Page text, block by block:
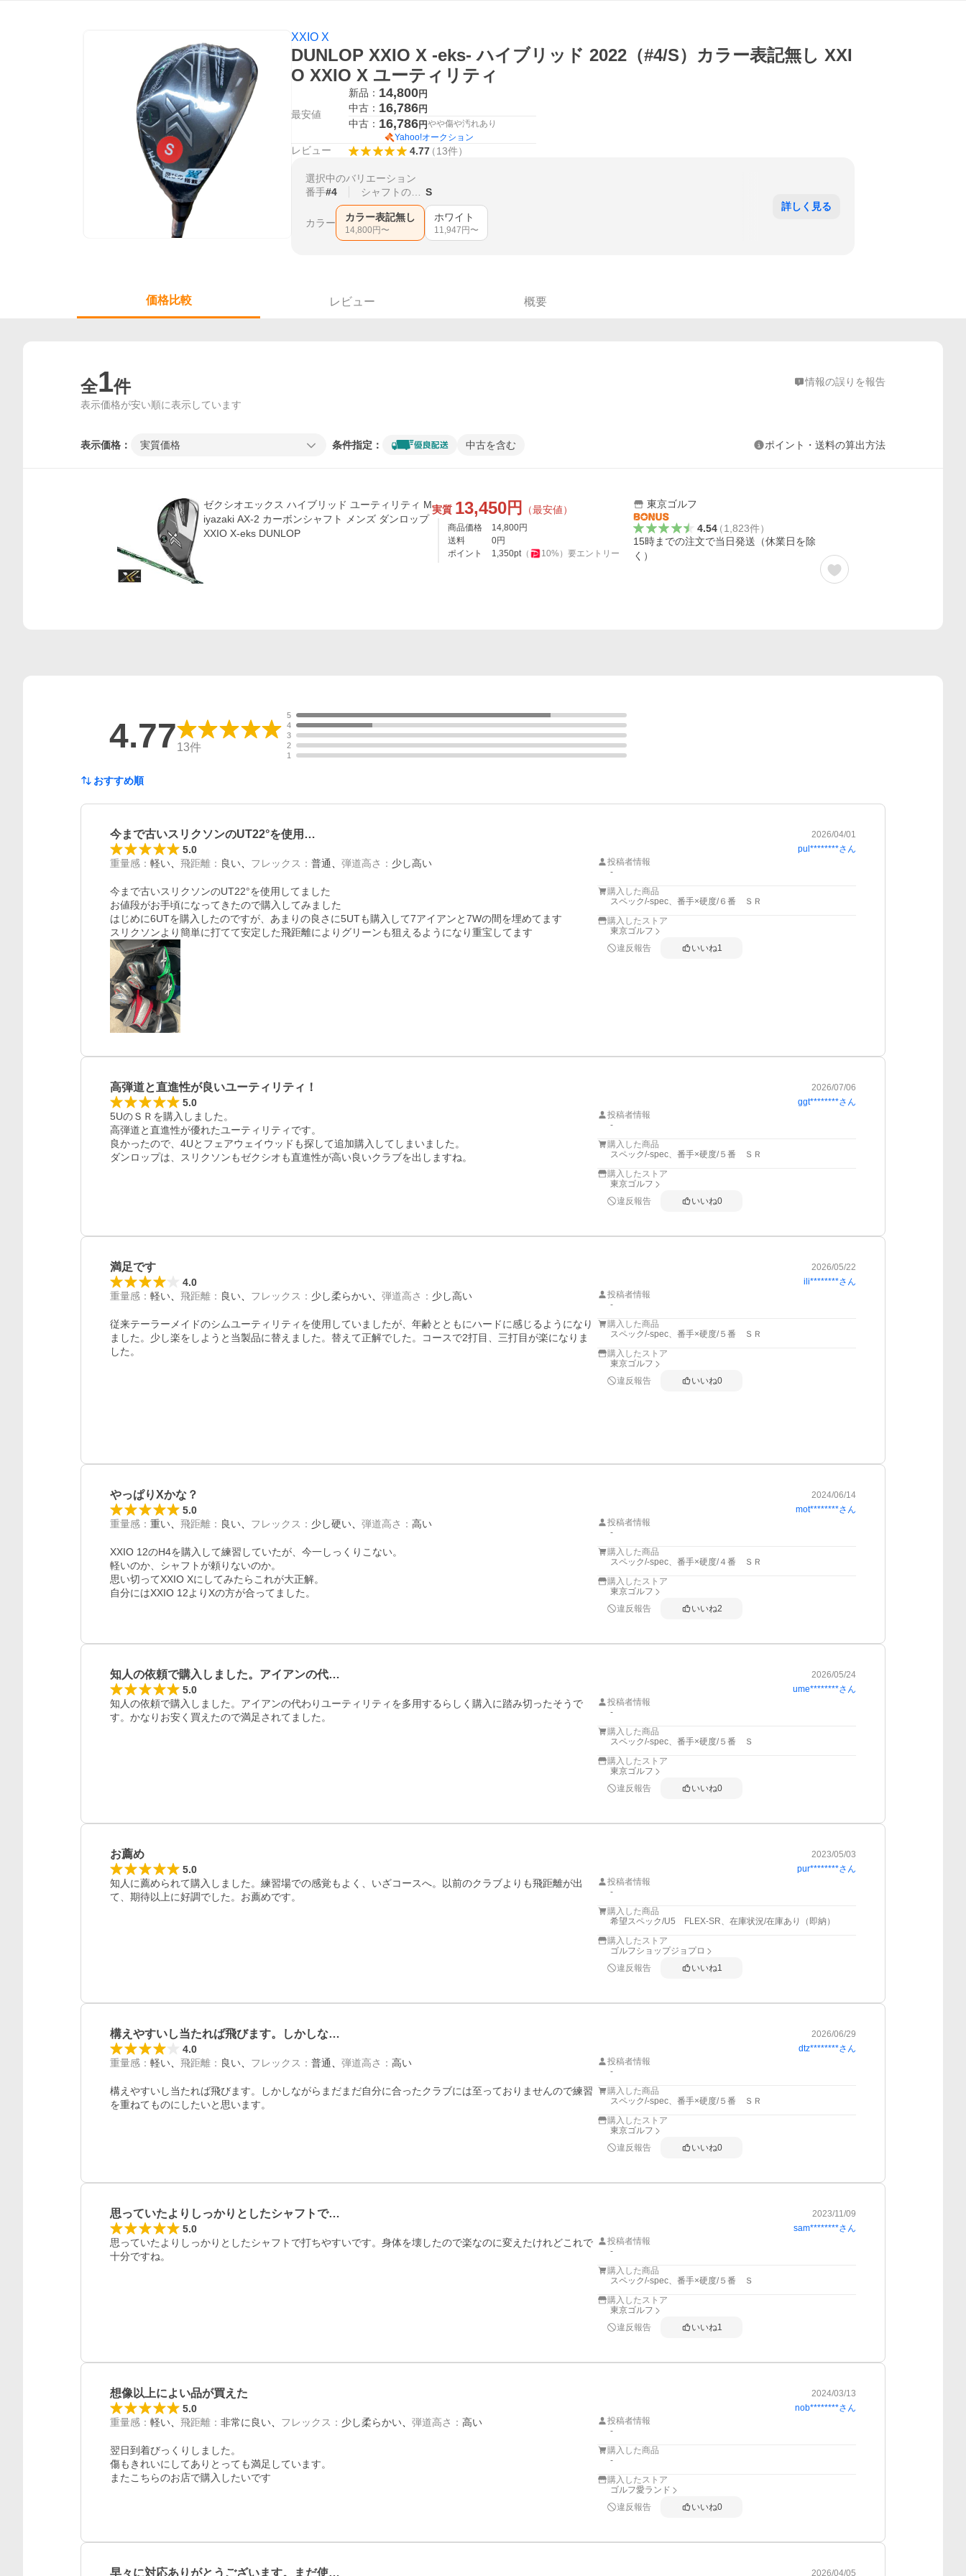
XXIO X
DUNLOP XXIO X -eks- ハイブリッド 2022（#4/S）カラー表記無し XXI
O XXIO X ユーティリティ
最安値
新品： 14,800円
中古： 16,786円
中古： 16,786円やや傷や汚れあり
Yahoo!オークション
レビュー 4.77（13件）
選択中のバリエーション
番手#4 S
カラー カラー表記無し
14,800 円〜
ホワイト
11,947 円〜
詳しく見る
価格比較 レビュー 概要
全1件 情報の誤りを報告
表示価格が安い順に表示しています
表示価格： 実質価格 条件指定： 中古を含む ポイント・送料の算出方法
ゼクシオエックス ハイブリッド ユーティリティ M
iyazaki AX-2 カーボンシャフト メンズ ダンロップ
XXIO X-eks DUNLOP
実質 13,450円 （最安値）
商品価格 14,800円
送料
0円
ポイント
1,350pt（ 10%） 要エントリー
東京ゴルフ
4.54（1,823件）
15時までの注文で当日発送（休業日を除
く）
4.7713件
5
4
3
2
1
おすすめ順
今まで古いスリクソンのUT22°を使用… 2026/04/01
5.0 pul********さん
重量感 ： 軽い 飛距離 ： 良い フレックス ： 普通 弾道高さ ： 少し高い
今まで古いスリクソンのUT22°を使用してました
お値段がお手頃になってきたので購入してみました
はじめに6UTを購入したのですが、あまりの良さに5UTも購入して7アイアンと7Wの間を埋めてます
スリクソンより簡単に打てて安定した飛距離によりグリーンも狙えるようになり重宝してます
投稿者情報
-
購入した商品
スペック/-spec、番手×硬度/６番 ＳＲ
購入したストア
東京ゴルフ
違反報告
いいね1
高弾道と直進性が良いユーティリティ！ 2026/07/06
5.0 ggt********さん
5UのＳＲを購入しました。
高弾道と直進性が優れたユーティリティです。
良かったので、4Uとフェアウェイウッドも探して追加購入してしまいました。
ダンロップは、スリクソンもゼクシオも直進性が高い良いクラブを出しますね。
投稿者情報
-
購入した商品
スペック/-spec、番手×硬度/５番 ＳＲ
購入したストア
東京ゴルフ
違反報告
いいね0
満足です 2026/05/22
4.0 ili********さん
重量感 ： 軽い 飛距離 ： 良い フレックス ： 少し柔らかい 弾道高さ ： 少し高い
従来テーラーメイドのシムユーティリティを使用していましたが、年齢とともにハードに感じるようになり
ました。少し楽をしようと当製品に替えました。替えて正解でした。コースで2打目、三打目が楽になりま
した。
投稿者情報
-
購入した商品
スペック/-spec、番手×硬度/５番 ＳＲ
購入したストア
東京ゴルフ
違反報告
いいね0
やっぱりXかな？ 2024/06/14
5.0 mot********さん
重量感 ： 重い 飛距離 ： 良い フレックス ： 少し硬い 弾道高さ ： 高い
XXIO 12のH4を購入して練習していたが、今一しっくりこない。
軽いのか、シャフトが頼りないのか。
思い切ってXXIO Xにしてみたらこれが大正解。
自分にはXXIO 12よりXの方が合ってました。
投稿者情報
-
購入した商品
スペック/-spec、番手×硬度/４番 ＳＲ
購入したストア
東京ゴルフ
違反報告
いいね2
知人の依頼で購入しました。アイアンの代… 2026/05/24
5.0 ume********さん
知人の依頼で購入しました。アイアンの代わりユーティリティを多用するらしく購入に踏み切ったそうで
す。かなりお安く買えたので満足されてました。
投稿者情報
-
購入した商品
スペック/-spec、番手×硬度/５番 Ｓ
購入したストア
東京ゴルフ
違反報告
いいね0
お薦め 2023/05/03
5.0 pur********さん
知人に薦められて購入しました。練習場での感覚もよく、いざコースへ。以前のクラブよりも飛距離が出
て、期待以上に好調でした。お薦めです。
投稿者情報
-
購入した商品
希望スペック/U5 FLEX-SR、在庫状況/在庫あり（即納）
購入したストア
ゴルフショップジョプロ
違反報告
いいね1
構えやすいし当たれば飛びます。しかしな… 2026/06/29
4.0 dtz********さん
重量感 ： 軽い 飛距離 ： 良い フレックス ： 普通 弾道高さ ： 高い
構えやすいし当たれば飛びます。しかしながらまだまだ自分に合ったクラブには至っておりませんので練習
を重ねてものにしたいと思います。
投稿者情報
-
購入した商品
スペック/-spec、番手×硬度/５番 ＳＲ
購入したストア
東京ゴルフ
違反報告
いいね0
思っていたよりしっかりとしたシャフトで… 2023/11/09
5.0 sam********さん
思っていたよりしっかりとしたシャフトで打ちやすいです。身体を壊したので楽なのに変えたけれどこれで
十分ですね。
投稿者情報
-
購入した商品
スペック/-spec、番手×硬度/５番 Ｓ
購入したストア
東京ゴルフ
違反報告
いいね1
想像以上によい品が買えた 2024/03/13
5.0 nob********さん
重量感 ： 軽い 飛距離 ： 非常に良い フレックス ： 少し柔らかい 弾道高さ ： 高い
翌日到着びっくりしました。
傷もきれいにしてありとっても満足しています。
またこちらのお店で購入したいです
投稿者情報
-
購入した商品
-
購入したストア
ゴルフ愛ランド
違反報告
いいね0
早々に対応ありがとうございます。まだ使… 2026/04/05